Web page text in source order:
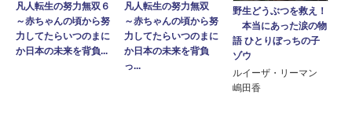
凡人転生の努力無双６
～赤ちゃんの頃から努
力してたらいつのまに
か日本の未来を背負...
凡人転生の努力無双
～赤ちゃんの頃から努
力してたらいつのまに
か日本の未来を背負
っ...
野生どうぶつを救え！
本当にあった涙の物
語 ひとりぼっちの子
ゾウ
ルイーザ・リーマン
嶋田香